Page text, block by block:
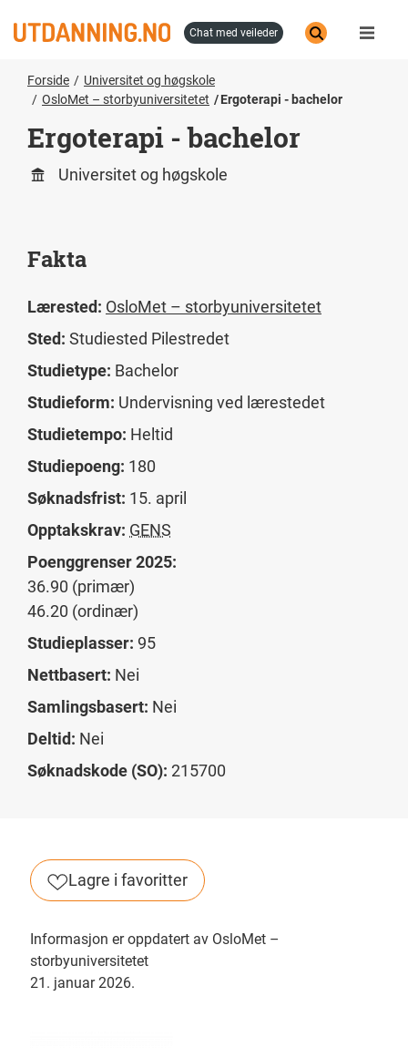
til
chat med veileder
Forside
Universitet og høgskole
OsloMet – storbyuniversitetet
Ergoterapi - bachelor
Ergoterapi - bachelor
Universitet og høgskole
Fakta
Lærested: OsloMet – storbyuniversitetet
Sted: Studiested Pilestredet
Studietype: Bachelor
Studieform: Undervisning ved lærestedet
Studietempo: Heltid
Studiepoeng: 180
Søknadsfrist: 15. april
Opptakskrav: GENS
Poenggrenser 2025:
36.90 (primær)
46.20 (ordinær)
Studieplasser: 95
Nettbasert: Nei
Samlingsbasert: Nei
Deltid: Nei
Søknadskode (SO): 215700
Lagre i favoritter
Informasjon er oppdatert av OsloMet –
storbyuniversitetet
21. januar 2026.